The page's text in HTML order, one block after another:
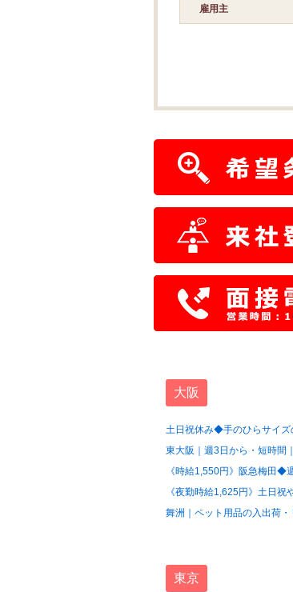
雇用主
大阪
土日祝休み◆手のひらサイズ
東大阪｜週3日から・短時間
《時給1,550円》阪急梅田◆
《夜勤時給1,625円》土日
舞洲｜ペット用品の入出荷・
東京